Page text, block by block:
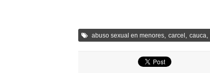
abuso sexual en menores, carcel , cauca,